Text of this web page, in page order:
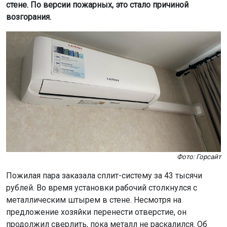
стене. По версии пожарных, это стало причиной
возгорания.
Фото: Горсайт
Пожилая пара заказала сплит-систему за 43 тысячи
рублей. Во время установки рабочий столкнулся с
металлическим штырем в стене. Несмотря на
предложение хозяйки перенести отверстие, он
продолжил сверлить, пока металл не раскалился. Об